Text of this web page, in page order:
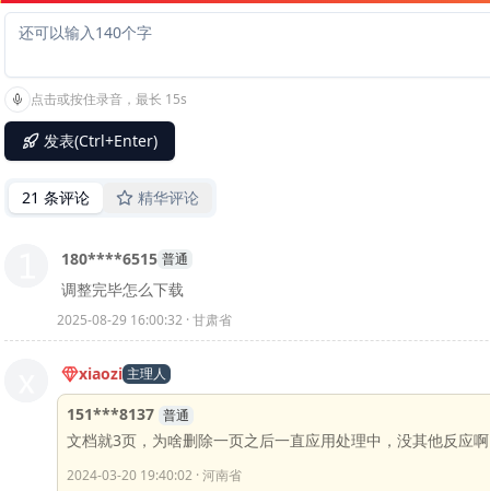
点击或按住录音，最长 15s
发表(Ctrl+Enter)
21 条评论 精华评论
180****6515 普通
调整完毕怎么下载
2025-08-29 16:00:32 · 甘肃省
xiaozi 主理人
151***8137 普通
文档就3页，为啥删除一页之后一直应用处理中，没其他反应
2024-03-20 19:40:02 · 河南省